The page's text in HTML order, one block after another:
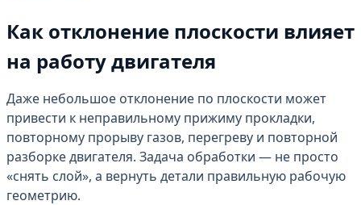
Как отклонение плоскости влияет
на работу двигателя
Даже небольшое отклонение по плоскости может
привести к неправильному прижиму прокладки,
повторному прорыву газов, перегреву и повторной
разборке двигателя. Задача обработки — не просто
«снять слой», а вернуть детали правильную рабочую
геометрию.